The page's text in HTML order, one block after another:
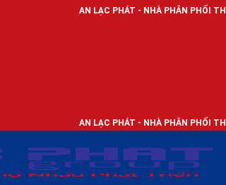
AN LẠC PHÁT - NHÀ PHÂN PHỐI THIẾT BỊ ĐIỆN,
AN LẠC PHÁT - NHÀ PHÂN PHỐI THIẾT BỊ ĐIỆN,